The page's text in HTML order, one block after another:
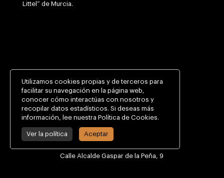
Utilizamos cookies propias y de terceros para
facilitar su navegación en la página web,
conocer cómo interactúas con nosotros y
recopilar datos estadísticos. Si deseas más
información, lee nuestra Política de Cookies.
Ver la política Aceptar
Littel” de Murcia.
CONTACTO
Calle Alcalde Gaspar de la Peña, 9